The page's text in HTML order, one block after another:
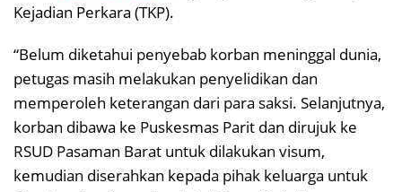
Kejadian Perkara (TKP).
“Belum diketahui penyebab korban meninggal dunia,
petugas masih melakukan penyelidikan dan
memperoleh keterangan dari para saksi. Selanjutnya,
korban dibawa ke Puskesmas Parit dan dirujuk ke
RSUD Pasaman Barat untuk dilakukan visum,
kemudian diserahkan kepada pihak keluarga untuk